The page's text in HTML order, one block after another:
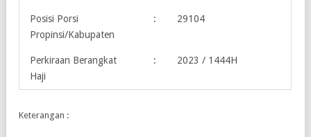
Posisi Porsi
Propinsi/Kabupaten
: 29104
Perkiraan Berangkat
Haji
: 2023 / 1444H
Keterangan :